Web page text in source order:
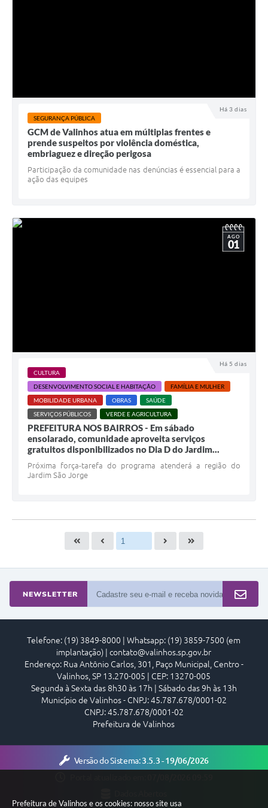
Prefeitura de Valinhos e os cookies: nosso site usa
Há 3 dias
SEGURANÇA PÚBLICA
GCM de Valinhos atua em múltiplas frentes e
prende suspeitos por violência doméstica,
embriaguez e direção perigosa
Participação da comunidade nas denúncias é essencial para a
ação das equipes
Há 5 dias
AGO
01
CULTURA
DESENVOLVIMENTO SOCIAL E HABITAÇÃO
FAMÍLIA E MULHER
MOBILIDADE URBANA
OBRAS
SAÚDE
SERVIÇOS PÚBLICOS
VERDE E AGRICULTURA
PREFEITURA NOS BAIRROS - Em sábado
ensolarado, comunidade aproveita serviços
gratuitos disponibilizados no Dia D do Jardim...
Próxima força-tarefa do programa atenderá a região do
Jardim São Jorge
NEWSLETTER
Telefone: (19) 3849-8000 | Whatsapp: (19) 3859-7500 (em
implantação) | contato@valinhos.sp.gov.br
Endereço: Rua Antônio Carlos, 301, Paço Municipal, Centro -
Valinhos, SP 13.270-005 | CEP: 13270-005
Segunda à Sexta das 8h30 às 17h | Sábado das 9h às 13h
Município de Valinhos - CNPJ: 45.787.678/0001-02
CNPJ: 45.787.678/0001-02
Prefeitura de Valinhos
Versão do Sistema:3.5.3 - 19/06/2026